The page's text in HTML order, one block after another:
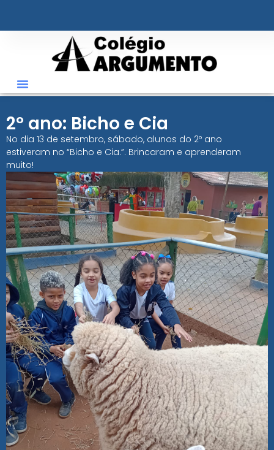
2º ano: Bicho e Cia
No dia 13 de setembro, sábado, alunos do 2º ano
estiveram no “Bicho e Cia.”. Brincaram e aprenderam
muito!